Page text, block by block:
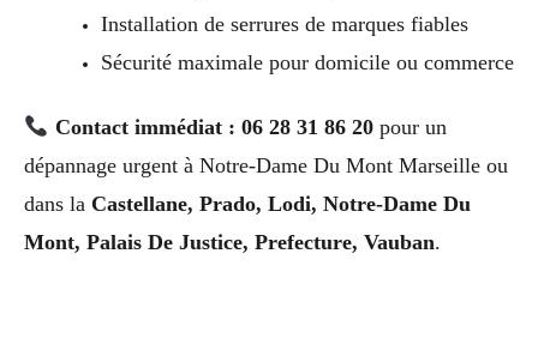
Installation de serrures de marques fiables
Sécurité maximale pour domicile ou commerce
Contact immédiat : 06 28 31 86 20pour un
dépannage urgent à Notre-Dame Du Mont Marseille ou
dans la Castellane, Prado, Lodi, Notre-Dame Du
Mont, Palais De Justice, Prefecture, Vauban.